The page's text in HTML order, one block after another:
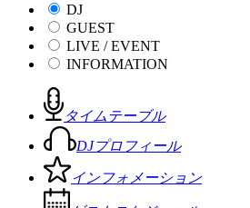
DJ
GUEST
LIVE / EVENT
INFORMATION
タイムテーブル
DJプロフィール
インフォメーション